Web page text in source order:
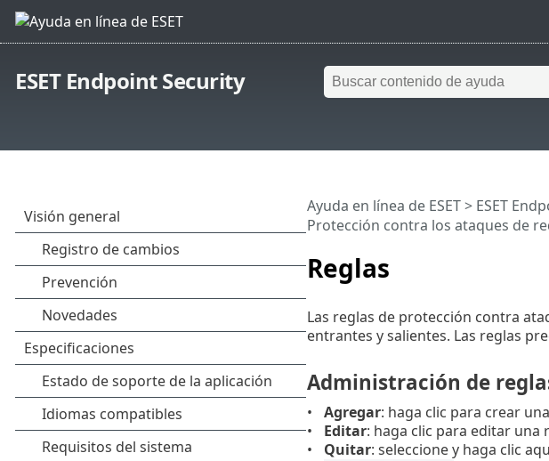
ESET Endpoint Security
Reglas
Ayuda en línea de ESET> ESET
Protección contra los ataques de
Las reglas de protección contra
entrantes y salientes. Las reglas
Administración de
Agregar: haga clic para crear
Editar: haga clic para editar
Quitar: seleccione y haga clic